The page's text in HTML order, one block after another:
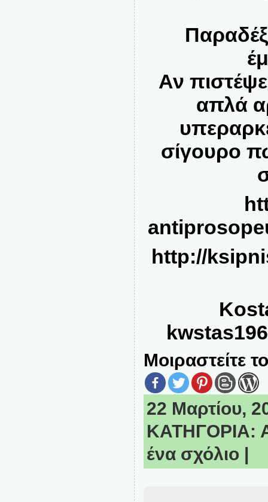
Αν
απλά
σίγουρο
http://
Μοιραστείτε
22 Μαρτίου,
ΚΑΤΗΓΟΡΙΑ:
ένα σχόλιο |